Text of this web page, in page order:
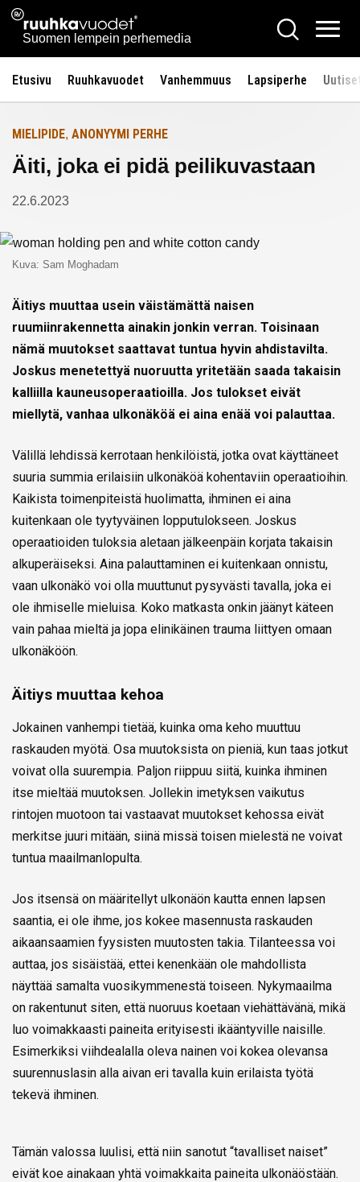
Siirry
sisältöön
Ruuhkavuodet.fi
Suomen lempein perhemedia
Hae
Etusivu Ruuhkavuodet Vanhemmuus Lapsiperhe
Etusivulle
MIELIPIDE, ANONYYMI PERHE
Äiti, joka ei pidä peilikuvastaan
22.6.2023
Kuva: Sam Moghadam
Äitiys muuttaa usein väistämättä naisen
ruumiinrakennetta ainakin jonkin verran. Toisinaan
nämä muutokset saattavat tuntua hyvin ahdistavilta.
Joskus menetettyä nuoruutta yritetään saada takaisin
kalliilla kauneusoperaatioilla. Jos tulokset eivät
miellytä, vanhaa ulkonäköä ei aina enää voi palauttaa.
Välillä lehdissä kerrotaan henkilöistä, jotka ovat käyttäneet
suuria summia erilaisiin ulkonäköä kohentaviin operaatioihin.
Kaikista toimenpiteistä huolimatta, ihminen ei aina
kuitenkaan ole tyytyväinen lopputulokseen. Joskus
operaatioiden tuloksia aletaan jälkeenpäin korjata takaisin
alkuperäiseksi. Aina palauttaminen ei kuitenkaan onnistu,
vaan ulkonäkö voi olla muuttunut pysyvästi tavalla, joka ei
ole ihmiselle mieluisa. Koko matkasta onkin jäänyt käteen
vain pahaa mieltä ja jopa elinikäinen trauma liittyen omaan
ulkonäköön.
Äitiys muuttaa kehoa
Jokainen vanhempi tietää, kuinka oma keho muuttuu
raskauden myötä. Osa muutoksista on pieniä, kun taas jotkut
voivat olla suurempia. Paljon riippuu siitä, kuinka ihminen
itse mieltää muutoksen. Jollekin imetyksen vaikutus
rintojen muotoon tai vastaavat muutokset kehossa eivät
merkitse juuri mitään, siinä missä toisen mielestä ne voivat
tuntua maailmanlopulta.
Jos itsensä on määritellyt ulkonäön kautta ennen lapsen
saantia, ei ole ihme, jos kokee masennusta raskauden
aikaansaamien fyysisten muutosten takia. Tilanteessa voi
auttaa, jos sisäistää, ettei kenenkään ole mahdollista
näyttää samalta vuosikymmenestä toiseen. Nykymaailma
on rakentunut siten, että nuoruus koetaan viehättävänä, mikä
luo voimakkaasti paineita erityisesti ikääntyville naisille.
Esimerkiksi viihdealalla oleva nainen voi kokea olevansa
suurennuslasin alla aivan eri tavalla kuin erilaista työtä
tekevä ihminen.
Tämän valossa luulisi, että niin sanotut “tavalliset naiset”
eivät koe ainakaan yhtä voimakkaita paineita ulkonäöstään.